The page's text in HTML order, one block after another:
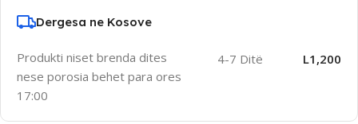
Dergesa ne Kosove
Produkti niset brenda dites
nese porosia behet para ores
17:00
4-7 Ditë L1,200